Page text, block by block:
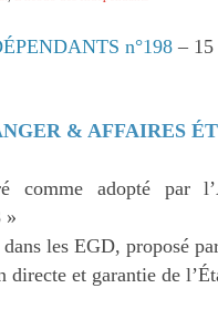
n°198 – 15
& AFFAIRES
comme adopté par
»
les EGD, proposé
directe et garantie de